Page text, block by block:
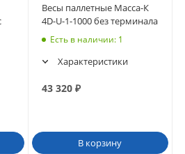
Весы паллетные Масса-К
4D-U-1-1000 без терминала
Есть в наличии: 1
Характеристики
43 320₽
В корзину